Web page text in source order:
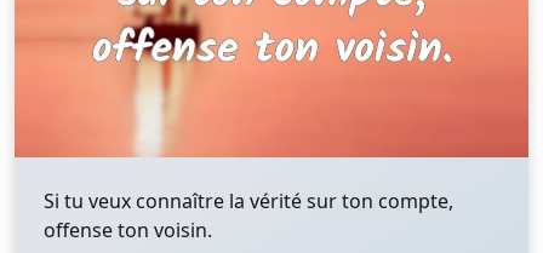
Si tu veux connaître la vérité sur ton compte,
offense ton voisin.